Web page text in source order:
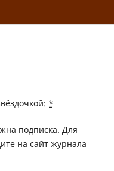
*
подписка. Для
на сайт журнала